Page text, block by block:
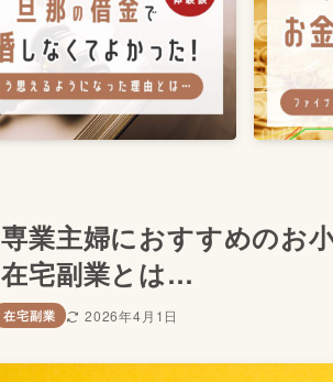
専業主婦におすすめのお
在宅副業とは…
在宅副業 2026年4月1日